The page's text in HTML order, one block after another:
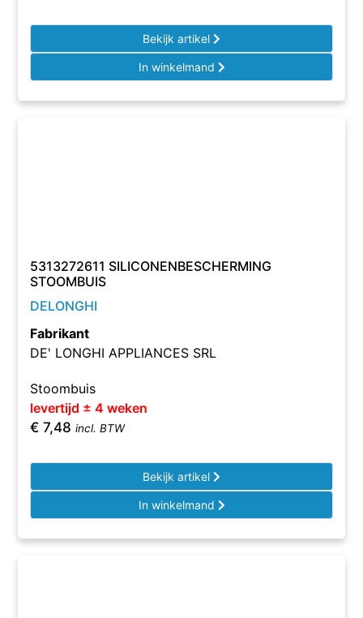
Bekijk artikel
In winkelmand
5313272611 SILICONENBESCHERMING
STOOMBUIS
DELONGHI
Fabrikant
DE' LONGHI APPLIANCES SRL
Stoombuis
levertijd ± 4 weken
€ 7,48 incl. BTW
Bekijk artikel
In winkelmand